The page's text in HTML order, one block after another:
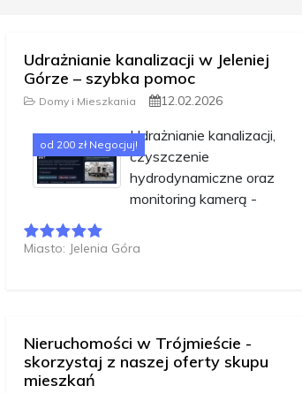
Udrażnianie kanalizacji w Jeleniej
Górze – szybka pomoc
Domy i Mieszkania 12.02.2026
od 200 zł Negocjuj!
Udrażnianie kanalizacji,
czyszczenie
hydrodynamiczne oraz
monitoring kamerą -
Miasto: Jelenia Góra
Nieruchomości w Trójmieście -
skorzystaj z naszej oferty skupu
mieszkań